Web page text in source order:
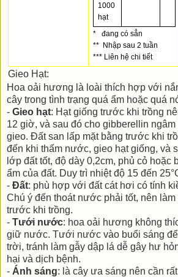
1000
hạt
*   đang có sẳn
**  Nhập sau 2 tuần
*** Liên hệ chi tiết
Gieo Hạt:
Hoa oải hương là loài thích hợp với
cây trong tình trạng quá ẩm hoặc quá
- Gieo hạt: Hạt giống trước khi trồng
12 giờ, và sau đó cho gibberellin
gieo. Đất san lấp mặt bằng trước khi
đến khi thấm nước, gieo hạt giống, và
lớp đất tốt, độ dày 0,2cm, phủ cỏ hoặc
ẩm của đất. Duy trì nhiệt độ 15 đến
- Đất: phù hợp với đất cát hơi có tính
Chú ý đến thoát nước phải tốt, nên làm
trước khi trồng.
- Tưới nước: hoa oải hương không
giữ nước. Tưới nước vào buổi sáng để
trời, tránh làm gẫy dập lá dễ gây hư
hại và dịch bệnh.
- Ánh sáng: là cây ưa sáng nên cần